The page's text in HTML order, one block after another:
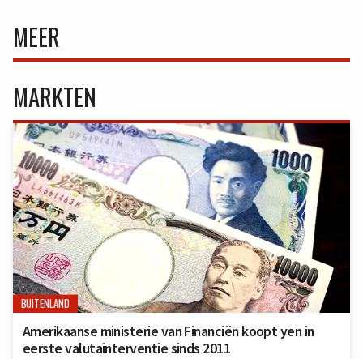
MEER
MARKTEN
BUITENLAND
Amerikaanse ministerie van Financiën koopt yen in
eerste valutainterventie sinds 2011